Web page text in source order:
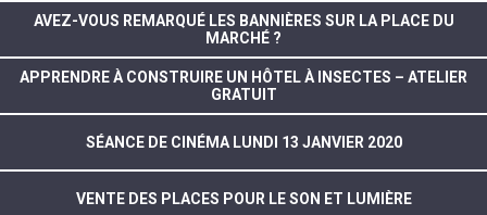
AVEZ-VOUS REMARQUÉ LES BANNIÈRES SUR LA PLACE DU
MARCHÉ ?
APPRENDRE À CONSTRUIRE UN HÔTEL À INSECTES – ATELIER
GRATUIT
SÉANCE DE CINÉMA LUNDI 13 JANVIER 2020
VENTE DES PLACES POUR LE SON ET LUMIÈRE